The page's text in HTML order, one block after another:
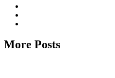
More Posts